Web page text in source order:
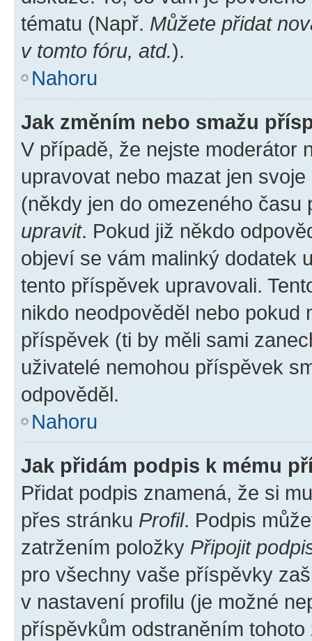
tématu (Např. Můžete přidat
v tomto fóru, atd.).
Nahoru
Jak změním nebo smažu
V případě, že nejste moderátor
upravovat nebo mazat jen
(někdy jen do omezeného
upravit. Pokud již někdo
objeví se vám malinký dodatek
tento příspěvek upravovali.
nikdo neodpověděl nebo pokud
příspěvek (ti by měli sami
uživatelé nemohou příspěvek
odpověděl.
Nahoru
Jak přidám podpis k mému
Přidat podpis znamená, že si
přes stránku Profil. Podpis
zatržením položky Připojit
pro všechny vaše příspěvky
v nastavení profilu (je možné
příspěvkům odstraněním